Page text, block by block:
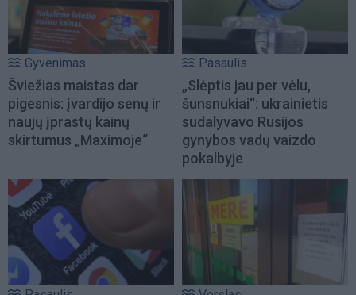
Gyvenimas
Šviežias maistas dar
pigesnis: įvardijo senų ir
naujų įprastų kainų
skirtumus „Maximoje“
Pasaulis
„Slėptis jau per vėlu,
šunsnukiai“: ukrainietis
sudalyvavo Rusijos
gynybos vadų vaizdo
pokalbyje